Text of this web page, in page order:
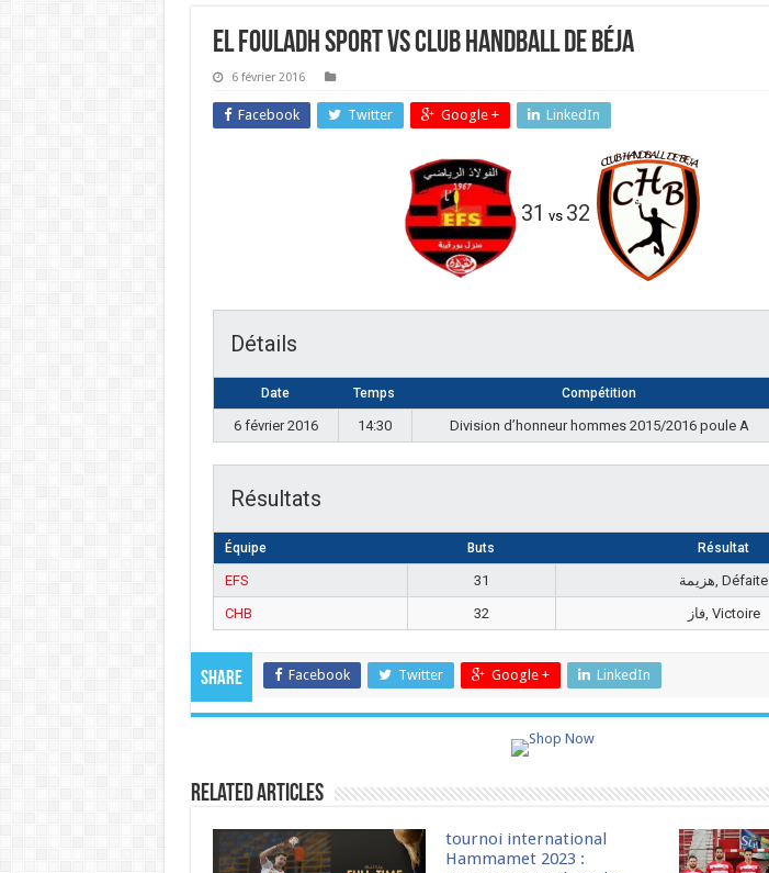
El Fouladh Sport vs Club Handball de Béja
6 février 2016
Facebook Twitter Google + LinkedIn
31 vs 32
Détails
Date Temps Compétition
6 février 2016 14:30 Division d’honneur hommes 2015/2016 poule A
Résultats
Équipe Buts Résultat
EFS 31
هزيمة, Défaite
CHB
32 فاز, Victoire
Share Facebook Twitter Google + LinkedIn
Related Articles
tournoi international
Hammamet 2023 :